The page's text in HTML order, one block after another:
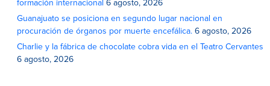
formación internacional 6 agosto, 2026
Guanajuato se posiciona en segundo lugar nacional en
procuración de órganos por muerte encefálica. 6 agosto, 2026
Charlie y la fábrica de chocolate cobra vida en el Teatro Cervantes
6 agosto, 2026